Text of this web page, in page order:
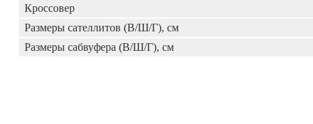
Кроссовер
Размеры сателлитов (В/Ш/Г), см
Размеры сабвуфера (В/Ш/Г), см